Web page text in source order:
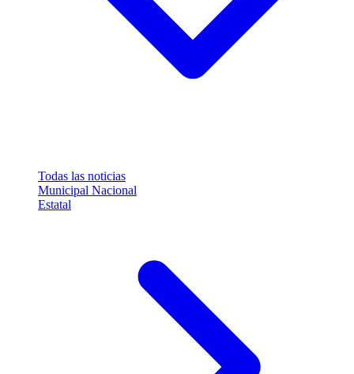
Todas las noticias
Municipal Nacional
Estatal